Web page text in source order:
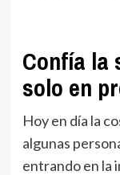
Confía la
solo en
Hoy en día la
algunas
entrando en la